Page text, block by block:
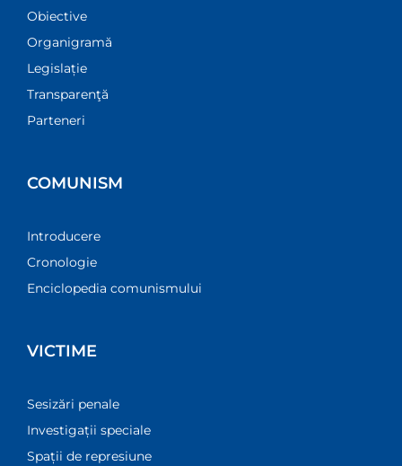
Obiective
Organigramă
Legislație
Transparenţă
Parteneri
COMUNISM
Introducere
Cronologie
Enciclopedia comunismului
VICTIME
Sesizări penale
Investigații speciale
Spații de represiune